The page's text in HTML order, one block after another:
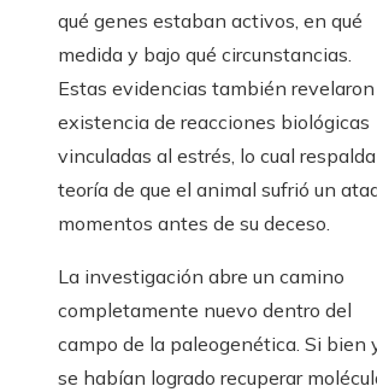
qué genes estaban activos, en qué
medida y bajo qué circunstancias.
Estas evidencias también
existencia de reacciones biológicas
vinculadas al estrés, lo cual
teoría de que el animal sufrió un
momentos antes de su deceso.
La investigación abre un camino
completamente nuevo dentro del
campo de la paleogenética. Si bien
se habían logrado recuperar